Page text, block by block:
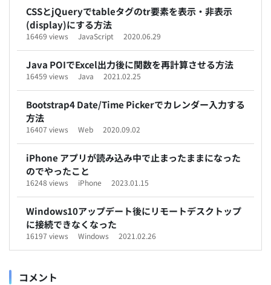
CSSとjQueryでtableタグのtr要素を表示・非表示
(display)にする方法
16469 views JavaScript 2020.06.29
Java POIでExcel出力後に関数を再計算させる方法
16459 views Java 2021.02.25
Bootstrap4 Date/Time Pickerでカレンダー入力する
方法
16407 views Web 2020.09.02
iPhone アプリが読み込み中で止まったままになった
のでやったこと
16248 views iPhone 2023.01.15
Windows10アップデート後にリモートデスクトップ
に接続できなくなった
16197 views Windows 2021.02.26
コメント